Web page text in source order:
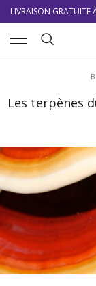
Aller au contenu
LIVRAISON GRATUITE
DU 27/07 AU 09/08 :
Recherche
Les terpènes